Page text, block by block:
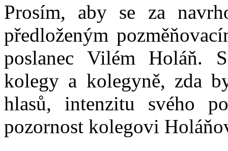
Prosím, aby se za
předloženým
poslanec Vilém Holáň.
kolegy a kolegyně, zda
hlasů, intenzitu svého
pozornost kolegovi